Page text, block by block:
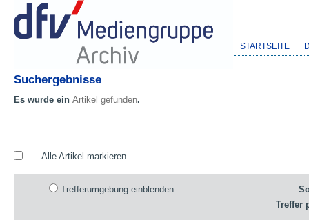
STARTSEITE
Suchergebnisse
Es wurde ein Artikel gefunden.
Alle Artikel markieren
Trefferumgebung einblenden
Treffer